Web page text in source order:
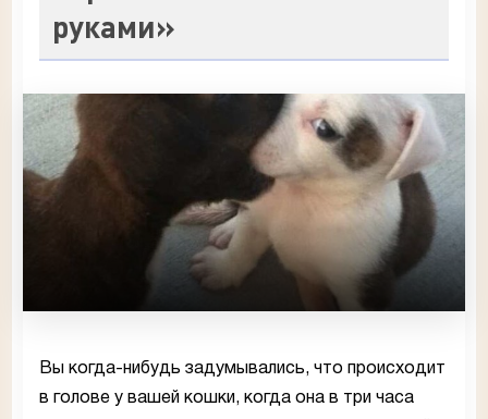
руками»
Вы когда-нибудь задумывались, что происходит
в голове у вашей кошки, когда она в три часа